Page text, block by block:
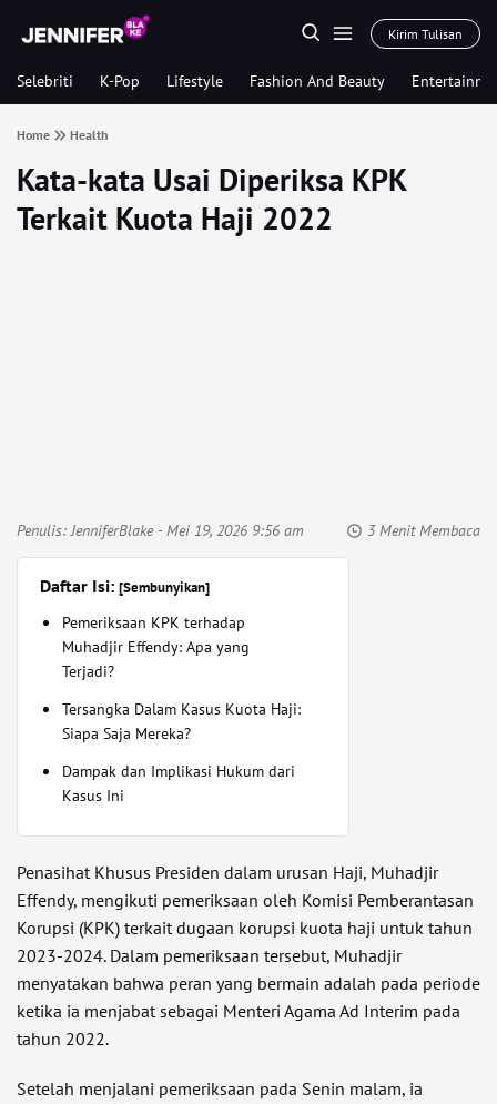
Kirim Tulisan
Selebriti K-Pop Lifestyle Fashion And Beauty
Home Health
Kata-kata Usai Diperiksa KPK
Terkait Kuota Haji 2022
Penulis:JenniferBlake- Mei 19, 2026 9:56 am 3 Menit Membaca
Daftar Isi: [Sembunyikan]
Pemeriksaan KPK terhadap
Muhadjir Effendy: Apa yang
Terjadi?
Tersangka Dalam Kasus Kuota Haji:
Siapa Saja Mereka?
Dampak dan Implikasi Hukum dari
Kasus Ini
Penasihat Khusus Presiden dalam urusan Haji, Muhadjir
Effendy, mengikuti pemeriksaan oleh Komisi Pemberantasan
Korupsi (KPK) terkait dugaan korupsi kuota haji untuk tahun
2023-2024. Dalam pemeriksaan tersebut, Muhadjir
menyatakan bahwa peran yang bermain adalah pada periode
ketika ia menjabat sebagai Menteri Agama Ad Interim pada
tahun 2022.
Setelah menjalani pemeriksaan pada Senin malam, ia